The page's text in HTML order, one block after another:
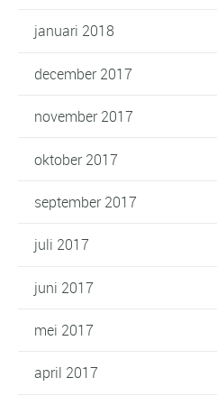
januari 2018
december 2017
november 2017
oktober 2017
september 2017
juli 2017
juni 2017
mei 2017
april 2017